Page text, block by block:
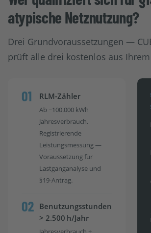
atypische Netznutzung?
Drei Grundvoraussetzungen —
prüft alle drei kostenlos aus Ihrem
01 RLM-Zähler
Ab ~100.000 kWh
Jahresverbrauch.
Registrierende
Leistungsmessung —
Voraussetzung für
Lastganganalyse und
§19-Antrag.
02 Benutzungsstunden
> 2.500 h/Jahr